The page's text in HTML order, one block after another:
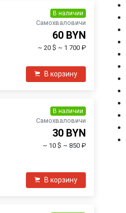
В наличии
Самохваловичи
60 BYN
~ 20 $ ~ 1 700 ₽
В корзину
В наличии
Самохваловичи
30 BYN
~ 10 $ ~ 850 ₽
В корзину